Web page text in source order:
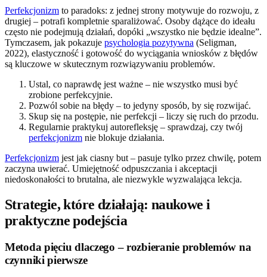
Perfekcjonizm to paradoks: z jednej strony motywuje do rozwoju, z
drugiej – potrafi kompletnie sparaliżować. Osoby dążące do ideału
często nie podejmują działań, dopóki „wszystko nie będzie idealne”.
Tymczasem, jak pokazuje psychologia pozytywna (Seligman,
2022), elastyczność i gotowość do wyciągania wniosków z błędów
są kluczowe w skutecznym rozwiązywaniu problemów.
Ustal, co naprawdę jest ważne – nie wszystko musi być
zrobione perfekcyjnie.
Pozwól sobie na błędy – to jedyny sposób, by się rozwijać.
Skup się na postępie, nie perfekcji – liczy się ruch do przodu.
Regularnie praktykuj autorefleksję – sprawdzaj, czy twój
perfekcjonizm nie blokuje działania.
Perfekcjonizm jest jak ciasny but – pasuje tylko przez chwilę, potem
zaczyna uwierać. Umiejętność odpuszczania i akceptacji
niedoskonałości to brutalna, ale niezwykle wyzwalająca lekcja.
Strategie, które działają: naukowe i
praktyczne podejścia
Metoda pięciu dlaczego – rozbieranie problemów na
czynniki pierwsze